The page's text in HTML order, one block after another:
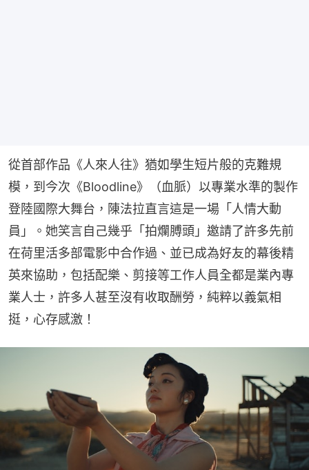
從首部作品《人來人往》猶如學生短片般的克難規
模，到今次《Bloodline》（血脈）以專業水準的製作
登陸國際大舞台，陳法拉直言這是一場「人情大動
員」。她笑言自己幾乎「拍爛膊頭」邀請了許多先前
在荷里活多部電影中合作過、並已成為好友的幕後精
英來協助，包括配樂、剪接等工作人員全都是業內專
業人士，許多人甚至沒有收取酬勞，純粹以義氣相
挺，心存感激！